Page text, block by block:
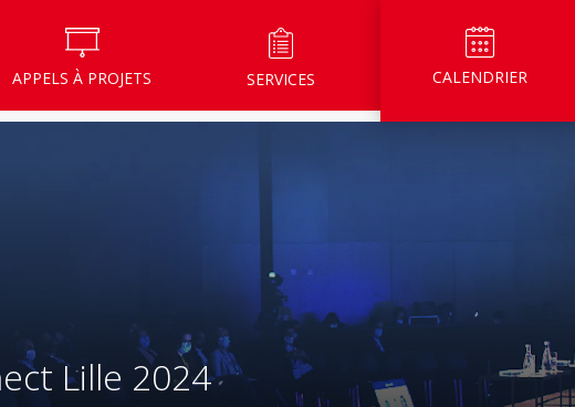
APPELS À PROJETS SERVICES CALENDRIER
Lille 2024